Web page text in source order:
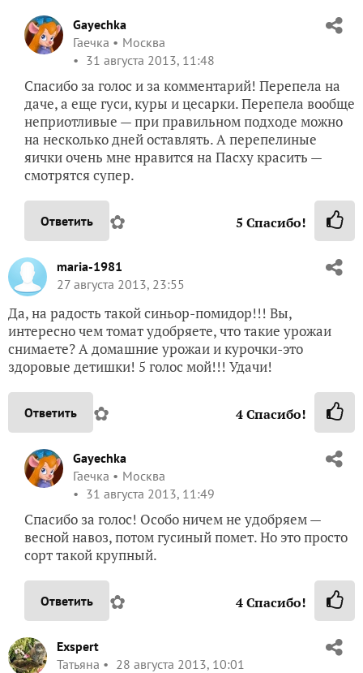
Gayechka
Гаечка
Москва
31 августа 2013, 11:48
Спасибо за голос и за комментарий! Перепела на
даче, а еще гуси, куры и цесарки. Перепела вообще
неприотливые — при правильном подходе можно
на несколько дней оставлять. А перепелиные
яички очень мне нравится на Пасху красить —
смотрятся супер.
Ответить ✿ 5 Спасибо!
maria-1981
27 августа 2013, 23:55
Да, на радость такой синьор-помидор!!! Вы,
интересно чем томат удобряете, что такие урожаи
снимаете? А домашние урожаи и курочки-это
здоровые детишки! 5 голос мой!!! Удачи!
Ответить ✿ 4Спасибо!
Gayechka
Гаечка
Москва
31 августа 2013, 11:49
Спасибо за голос! Особо ничем не удобряем —
весной навоз, потом гусиный помет. Но это просто
сорт такой крупный.
Ответить ✿ 4Спасибо!
Exspert
Татьяна
28 августа 2013, 10:01